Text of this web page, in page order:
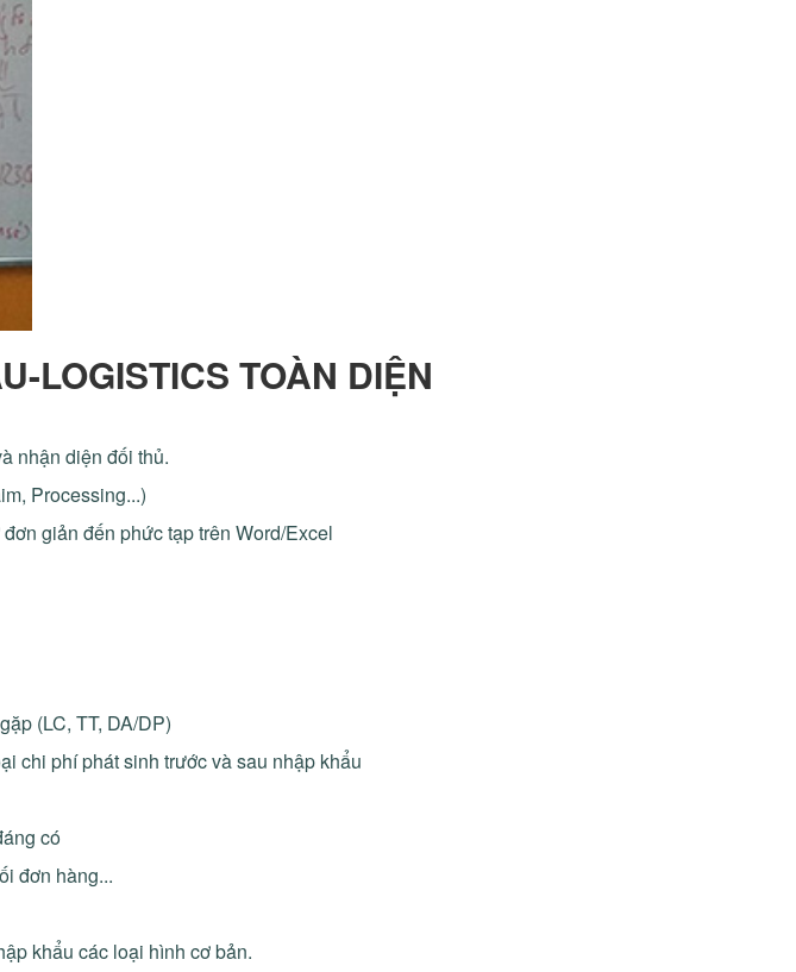
LOGISTICS TOÀN DIỆN
nhận diện đối thủ.
Processing...)
giản đến phức tạp trên Word/Excel
(LC, TT, DA/DP)
chi phí phát sinh trước và sau nhập khẩu
có
đơn hàng...
khẩu các loại hình cơ bản.